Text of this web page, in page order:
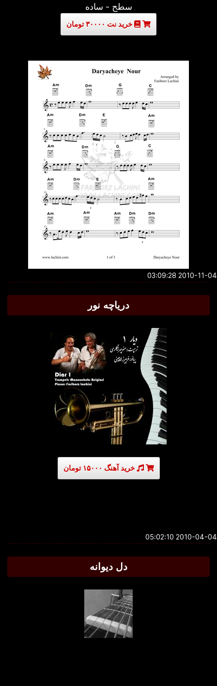
سطح - ساده
خرید نت ۳۰۰۰۰ تومان
2010-11-04
دریاچه نور
خرید آهنگ ۱۵۰۰۰ تومان
2010-04-04
دل دیوانه